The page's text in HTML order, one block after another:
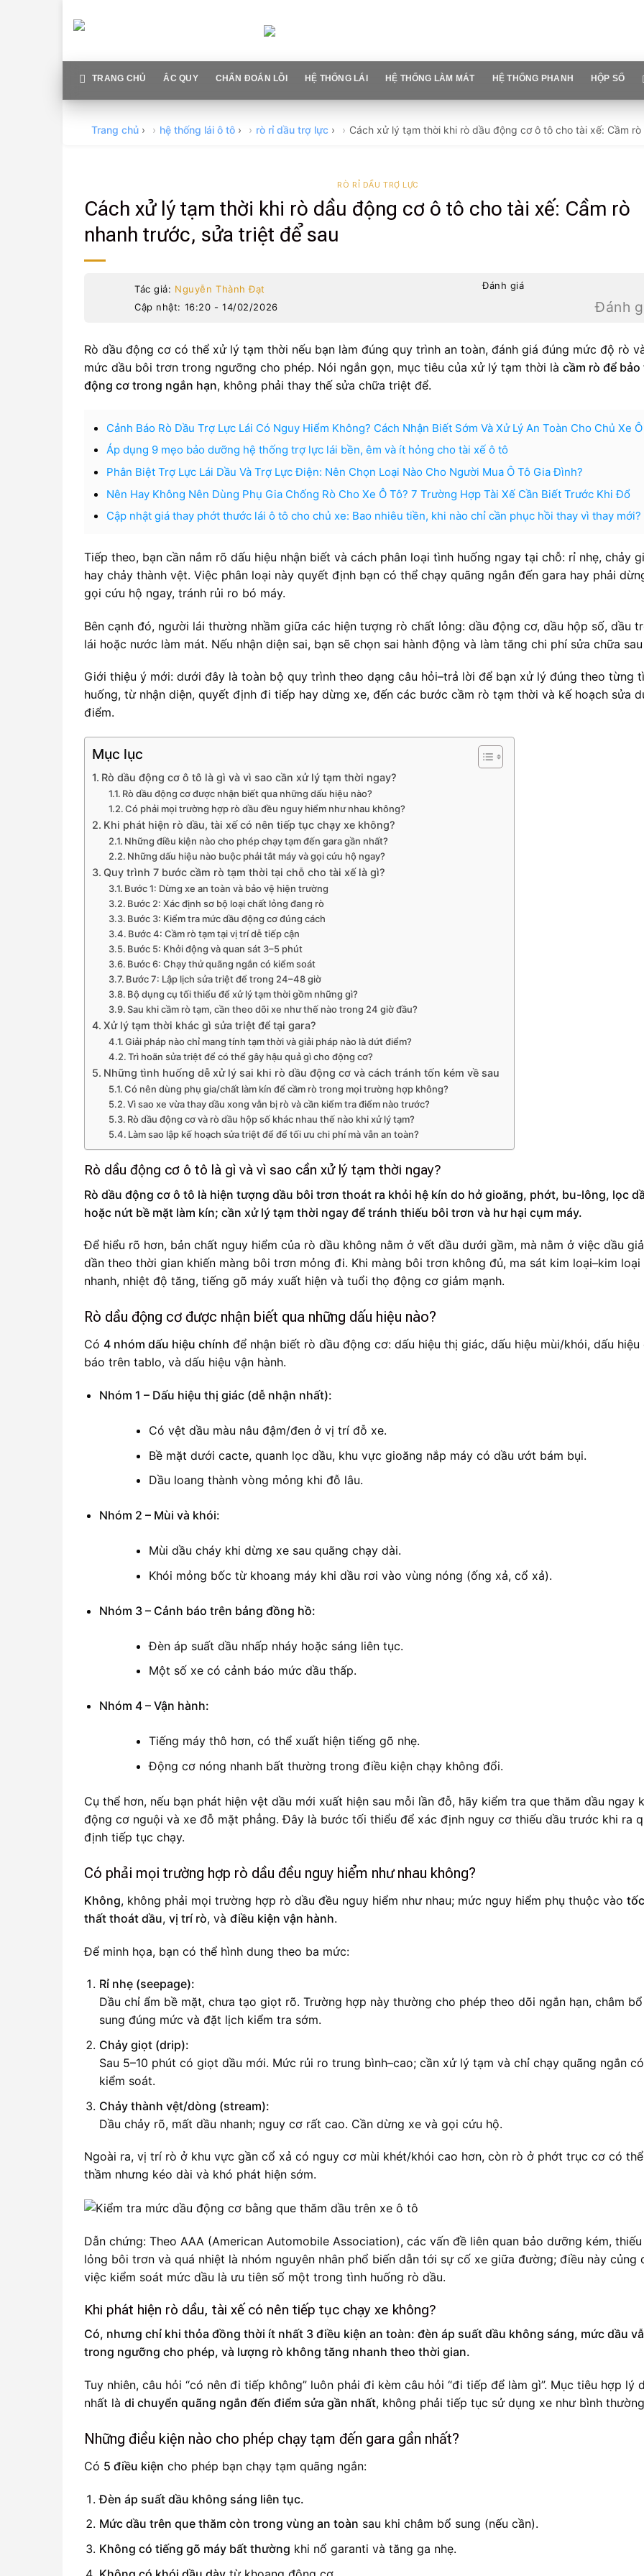
TRANG CHỦ ẮC QUY CHẨN ĐOÁN LỖI HỆ THỐNG LÁI HỆ THỐNG LÀM MÁT HỆ THỐNG PHANH HỘP SỐ
Trang chủ › hệ thống lái ô tô › rò rỉ dầu trợ lực › Cách xử lý tạm thời khi rò dầu động cơ ô tô cho tài xế: Cầm
RÒ RỈ DẦU TRỢ LỰC
Cách xử lý tạm thời khi rò dầu động cơ ô tô cho tài xế: Cầm rò
nhanh trước, sửa triệt để sau
Tác giả: Nguyễn Thành Đạt
Cập nhật: 16:20 - 14/02/2026
Đánh giá
Đánh
Rò dầu động cơ có thể xử lý tạm thời nếu bạn làm đúng quy trình an toàn, đánh giá đúng mức độ rò
mức dầu bôi trơn trong ngưỡng cho phép. Nói ngắn gọn, mục tiêu của xử lý tạm thời là cầm rò để
động cơ trong ngắn hạn, không phải thay thế sửa chữa triệt để.
Cảnh Báo Rò Dầu Trợ Lực Lái Có Nguy Hiểm Không? Cách Nhận Biết Sớm Và Xử Lý An Toàn Cho Chủ Xe
Áp dụng 9 mẹo bảo dưỡng hệ thống trợ lực lái bền, êm và ít hỏng cho tài xế ô tô
Phân Biệt Trợ Lực Lái Dầu Và Trợ Lực Điện: Nên Chọn Loại Nào Cho Người Mua Ô Tô Gia Đình?
Nên Hay Không Nên Dùng Phụ Gia Chống Rò Cho Xe Ô Tô? 7 Trường Hợp Tài Xế Cần Biết Trước Khi Đổ
Cập nhật giá thay phớt thước lái ô tô cho chủ xe: Bao nhiêu tiền, khi nào chỉ cần phục hồi thay vì thay mới?
Tiếp theo, bạn cần nắm rõ dấu hiệu nhận biết và cách phân loại tình huống ngay tại chỗ: rỉ nhẹ, chảy
hay chảy thành vệt. Việc phân loại này quyết định bạn có thể chạy quãng ngắn đến gara hay phải
gọi cứu hộ ngay, tránh rủi ro bó máy.
Bên cạnh đó, người lái thường nhầm giữa các hiện tượng rò chất lỏng: dầu động cơ, dầu hộp số, dầu
lái hoặc nước làm mát. Nếu nhận diện sai, bạn sẽ chọn sai hành động và làm tăng chi phí sửa chữa
Giới thiệu ý mới: dưới đây là toàn bộ quy trình theo dạng câu hỏi–trả lời để bạn xử lý đúng theo từng
huống, từ nhận diện, quyết định đi tiếp hay dừng xe, đến các bước cầm rò tạm thời và kế hoạch sửa
điểm.
Mục lục
Rò dầu động cơ ô tô là gì và vì sao cần xử lý tạm thời ngay?
Rò dầu động cơ được nhận biết qua những dấu hiệu nào?
Có phải mọi trường hợp rò dầu đều nguy hiểm như nhau không?
Khi phát hiện rò dầu, tài xế có nên tiếp tục chạy xe không?
Những điều kiện nào cho phép chạy tạm đến gara gần nhất?
Những dấu hiệu nào buộc phải tắt máy và gọi cứu hộ ngay?
Quy trình 7 bước cầm rò tạm thời tại chỗ cho tài xế là gì?
Bước 1: Dừng xe an toàn và bảo vệ hiện trường
Bước 2: Xác định sơ bộ loại chất lỏng đang rò
Bước 3: Kiểm tra mức dầu động cơ đúng cách
Bước 4: Cầm rò tạm tại vị trí dễ tiếp cận
Bước 5: Khởi động và quan sát 3–5 phút
Bước 6: Chạy thử quãng ngắn có kiểm soát
Bước 7: Lập lịch sửa triệt để trong 24–48 giờ
Bộ dụng cụ tối thiểu để xử lý tạm thời gồm những gì?
Sau khi cầm rò tạm, cần theo dõi xe như thế nào trong 24 giờ đầu?
Xử lý tạm thời khác gì sửa triệt để tại gara?
Giải pháp nào chỉ mang tính tạm thời và giải pháp nào là dứt điểm?
Trì hoãn sửa triệt để có thể gây hậu quả gì cho động cơ?
Những tình huống dễ xử lý sai khi rò dầu động cơ và cách tránh tốn kém về sau
Có nên dùng phụ gia/chất làm kín để cầm rò trong mọi trường hợp không?
Vì sao xe vừa thay dầu xong vẫn bị rò và cần kiểm tra điểm nào trước?
Rò dầu động cơ và rò dầu hộp số khác nhau thế nào khi xử lý tạm?
Làm sao lập kế hoạch sửa triệt để để tối ưu chi phí mà vẫn an toàn?
Rò dầu động cơ ô tô là gì và vì sao cần xử lý tạm thời ngay?
Rò dầu động cơ ô tô là hiện tượng dầu bôi trơn thoát ra khỏi hệ kín do hở gioăng, phớt, bu-lông, lọc
hoặc nứt bề mặt làm kín; cần xử lý tạm thời ngay để tránh thiếu bôi trơn và hư hại cụm máy.
Để hiểu rõ hơn, bản chất nguy hiểm của rò dầu không nằm ở vết dầu dưới gầm, mà nằm ở việc dầu
dần theo thời gian khiến màng bôi trơn mỏng đi. Khi màng bôi trơn không đủ, ma sát kim loại–kim loại
nhanh, nhiệt độ tăng, tiếng gõ máy xuất hiện và tuổi thọ động cơ giảm mạnh.
Rò dầu động cơ được nhận biết qua những dấu hiệu nào?
Có 4 nhóm dấu hiệu chính để nhận biết rò dầu động cơ: dấu hiệu thị giác, dấu hiệu mùi/khói, dấu hiệu
báo trên tablo, và dấu hiệu vận hành.
Nhóm 1 – Dấu hiệu thị giác (dễ nhận nhất):
Có vệt dầu màu nâu đậm/đen ở vị trí đỗ xe.
Bề mặt dưới cacte, quanh lọc dầu, khu vực gioăng nắp máy có dầu ướt bám bụi.
Dầu loang thành vòng mỏng khi đỗ lâu.
Nhóm 2 – Mùi và khói:
Mùi dầu cháy khi dừng xe sau quãng chạy dài.
Khói mỏng bốc từ khoang máy khi dầu rơi vào vùng nóng (ống xả, cổ xả).
Nhóm 3 – Cảnh báo trên bảng đồng hồ:
Đèn áp suất dầu nhấp nháy hoặc sáng liên tục.
Một số xe có cảnh báo mức dầu thấp.
Nhóm 4 – Vận hành:
Tiếng máy thô hơn, có thể xuất hiện tiếng gõ nhẹ.
Động cơ nóng nhanh bất thường trong điều kiện chạy không đổi.
Cụ thể hơn, nếu bạn phát hiện vệt dầu mới xuất hiện sau mỗi lần đỗ, hãy kiểm tra que thăm dầu ngay
động cơ nguội và xe đỗ mặt phẳng. Đây là bước tối thiểu để xác định nguy cơ thiếu dầu trước khi ra
định tiếp tục chạy.
Có phải mọi trường hợp rò dầu đều nguy hiểm như nhau không?
Không, không phải mọi trường hợp rò dầu đều nguy hiểm như nhau; mức nguy hiểm phụ thuộc vào
thất thoát dầu, vị trí rò, và điều kiện vận hành.
Để minh họa, bạn có thể hình dung theo ba mức:
Rỉ nhẹ (seepage):
Dầu chỉ ẩm bề mặt, chưa tạo giọt rõ. Trường hợp này thường cho phép theo dõi ngắn hạn, châm bổ
sung đúng mức và đặt lịch kiểm tra sớm.
Chảy giọt (drip):
Sau 5–10 phút có giọt dầu mới. Mức rủi ro trung bình–cao; cần xử lý tạm và chỉ chạy quãng ngắn có
kiểm soát.
Chảy thành vệt/dòng (stream):
Dầu chảy rõ, mất dầu nhanh; nguy cơ rất cao. Cần dừng xe và gọi cứu hộ.
Ngoài ra, vị trí rò ở khu vực gần cổ xả có nguy cơ mùi khét/khói cao hơn, còn rò ở phớt trục cơ có
thầm nhưng kéo dài và khó phát hiện sớm.
Dẫn chứng: Theo AAA (American Automobile Association), các vấn đề liên quan bảo dưỡng kém,
lỏng bôi trơn và quá nhiệt là nhóm nguyên nhân phổ biến dẫn tới sự cố xe giữa đường; điều này củng
việc kiểm soát mức dầu là ưu tiên số một trong tình huống rò dầu.
Khi phát hiện rò dầu, tài xế có nên tiếp tục chạy xe không?
Có, nhưng chỉ khi thỏa đồng thời ít nhất 3 điều kiện an toàn: đèn áp suất dầu không sáng, mức dầu
trong ngưỡng cho phép, và lượng rò không tăng nhanh theo thời gian.
Tuy nhiên, câu hỏi “có nên đi tiếp không” luôn phải đi kèm câu hỏi “đi tiếp để làm gì”. Mục tiêu hợp lý
nhất là di chuyển quãng ngắn đến điểm sửa gần nhất, không phải tiếp tục sử dụng xe như bình
Những điều kiện nào cho phép chạy tạm đến gara gần nhất?
Có 5 điều kiện cho phép bạn chạy tạm quãng ngắn:
Đèn áp suất dầu không sáng liên tục.
Mức dầu trên que thăm còn trong vùng an toàn sau khi châm bổ sung (nếu cần).
Không có tiếng gõ máy bất thường khi nổ garanti và tăng ga nhẹ.